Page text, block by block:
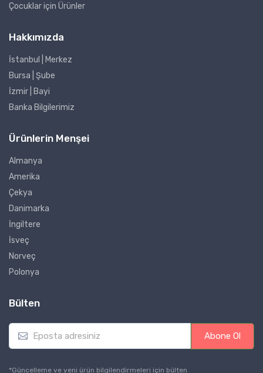
Çocuklar için Ürünler
Hakkımızda
İstanbul | Merkez
Bursa | Şube
İzmir | Bayi
Banka Bilgilerimiz
Ürünlerin Menşei
Almanya
Amerika
Çekya
Danimarka
İngiltere
İsveç
Norveç
Polonya
Bülten
E
a
Abone Ol
*Güncelleme ve yeni ürün bilgilendirmeleri için bülten